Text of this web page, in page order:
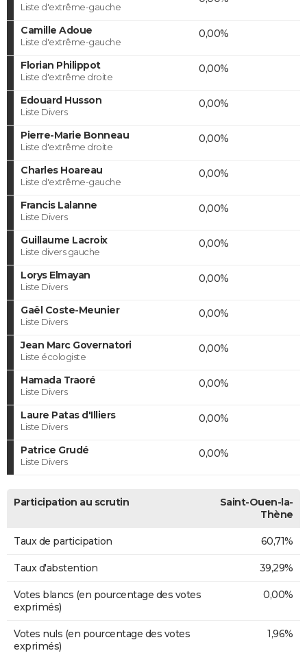
Liste d'extrême-gauche
Camille Adoue
Liste d'extrême-gauche
0,00%
Florian Philippot
Liste d'extrême droite
0,00%
Edouard Husson
Liste Divers
0,00%
Pierre-Marie Bonneau
Liste d'extrême droite
0,00%
Charles Hoareau
Liste d'extrême-gauche
0,00%
Francis Lalanne
Liste Divers
0,00%
Guillaume Lacroix
Liste divers gauche
0,00%
Lorys Elmayan
Liste Divers
0,00%
Gaël Coste-Meunier
Liste Divers
0,00%
Jean Marc Governatori
Liste écologiste
0,00%
Hamada Traoré
Liste Divers
0,00%
Laure Patas d'Illiers
Liste Divers
0,00%
Patrice Grudé
Liste Divers
0,00%
Participation au scrutin
Saint-Ouen-la-
Thène
Taux de participation 60,71%
Taux d'abstention 39,29%
Votes blancs (en pourcentage des votes
exprimés)
0,00%
Votes nuls (en pourcentage des votes
exprimés)
1,96%